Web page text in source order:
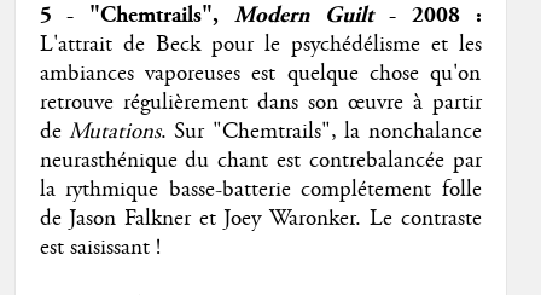
5 - "Chemtrails",Modern Guilt- 2008:
L'attrait de Beck pour le psychédélisme et les
ambiances vaporeuses est quelque chose qu'on
retrouve régulièrement dans son œuvre à partir
de Mutations. Sur "Chemtrails", la nonchalance
neurasthénique du chant est contrebalancée par
la rythmique basse-batterie complétement folle
de Jason Falkner et Joey Waronker. Le contraste
est saisissant !